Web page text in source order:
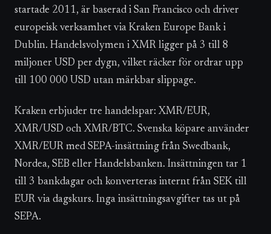
startade 2011, är baserad i San Francisco och driver
europeisk verksamhet via Kraken Europe Bank i
Dublin. Handelsvolymen i XMR ligger på 3 till 8
miljoner USD per dygn, vilket räcker för ordrar upp
till 100 000 USD utan märkbar slippage.
Kraken erbjuder tre handelspar: XMR/EUR,
XMR/USD och XMR/BTC. Svenska köpare använder
XMR/EUR med SEPA-insättning från Swedbank,
Nordea, SEB eller Handelsbanken. Insättningen tar 1
till 3 bankdagar och konverteras internt från SEK till
EUR via dagskurs. Inga insättningsavgifter tas ut på
SEPA.